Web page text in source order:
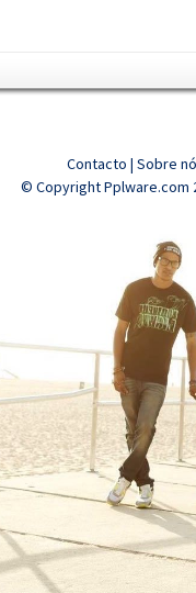
Contacto | Sobre
© Copyright Pplware.com